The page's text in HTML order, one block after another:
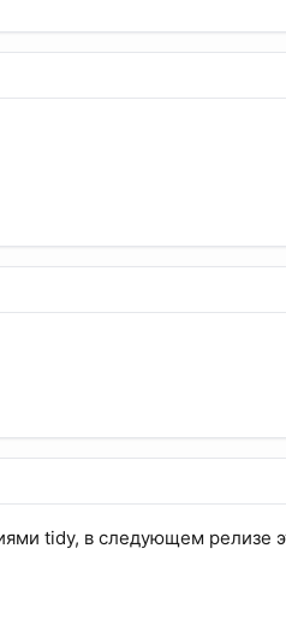
tidy, в следующем релизе